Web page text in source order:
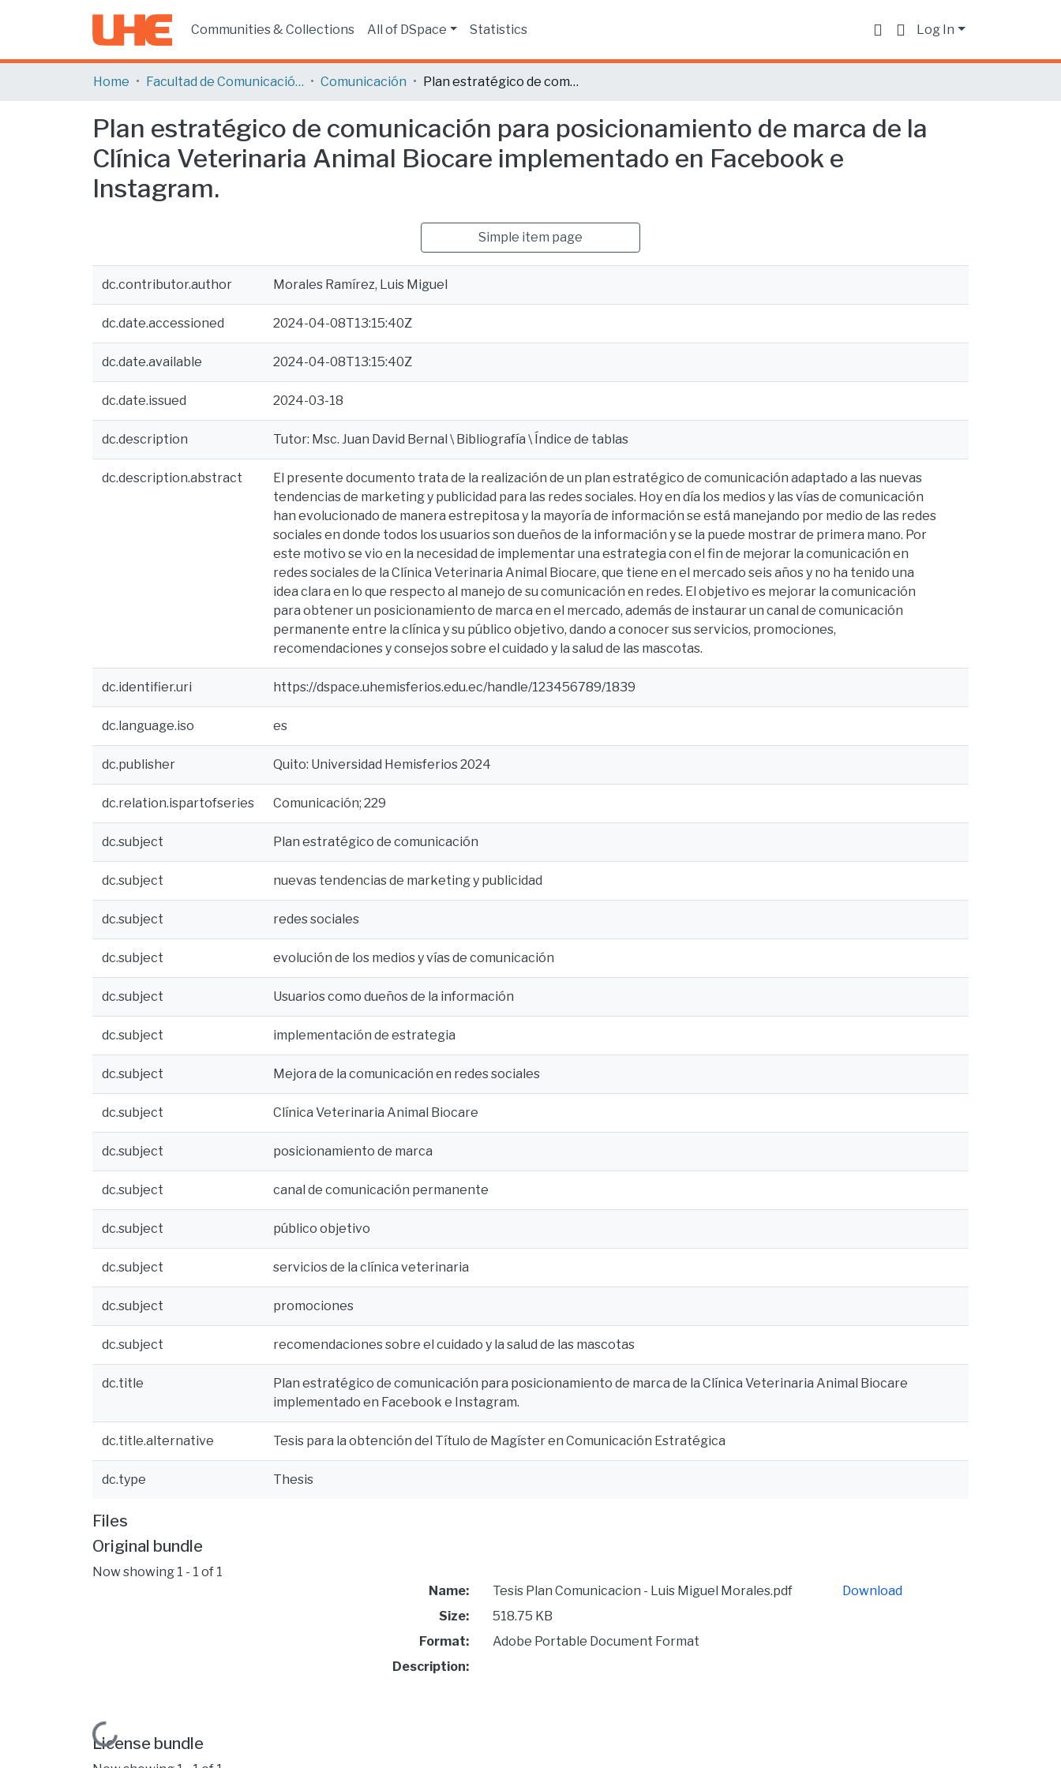
Communities & Collections All of DSpace Statistics Log In
Home Facultad de Comunicación y Tecnologías de la Información Comunicación Plan estratégico de comunicación para posicionamiento de marca de la Clínica Veterinaria Animal Biocare implementado en Facebook e Instagram.
Plan estratégico de comunicación para posicionamiento de marca de la
Clínica Veterinaria Animal Biocare implementado en Facebook e
Instagram.
Simple item page
dc.contributor.author Morales Ramírez, Luis Miguel
dc.date.accessioned 2024-04-08T13:15:40Z
dc.date.available 2024-04-08T13:15:40Z
dc.date.issued 2024-03-18
dc.description Tutor: Msc. Juan David Bernal \ Bibliografía \ Índice de tablas
dc.description.abstract
El presente documento trata de la realización de un plan estratégico de comunicación adaptado a las nuevas
tendencias de marketing y publicidad para las redes sociales. Hoy en día los medios y las vías de comunicación
han evolucionado de manera estrepitosa y la mayoría de información se está manejando por medio de las redes
sociales en donde todos los usuarios son dueños de la información y se la puede mostrar de primera mano. Por
este motivo se vio en la necesidad de implementar una estrategia con el fin de mejorar la comunicación en
redes sociales de la Clínica Veterinaria Animal Biocare, que tiene en el mercado seis años y no ha tenido una
idea clara en lo que respecto al manejo de su comunicación en redes. El objetivo es mejorar la comunicación
para obtener un posicionamiento de marca en el mercado, además de instaurar un canal de comunicación
permanente entre la clínica y su público objetivo, dando a conocer sus servicios, promociones,
recomendaciones y consejos sobre el cuidado y la salud de las mascotas.
dc.identifier.uri https://dspace.uhemisferios.edu.ec/handle/123456789/1839
dc.language.iso es
dc.publisher Quito: Universidad Hemisferios 2024
dc.relation.ispartofseries Comunicación; 229
dc.subject Plan estratégico de comunicación
dc.subject nuevas tendencias de marketing y publicidad
dc.subject redes sociales
dc.subject evolución de los medios y vías de comunicación
dc.subject Usuarios como dueños de la información
dc.subject implementación de estrategia
dc.subject Mejora de la comunicación en redes sociales
dc.subject Clínica Veterinaria Animal Biocare
dc.subject posicionamiento de marca
dc.subject canal de comunicación permanente
dc.subject público objetivo
dc.subject servicios de la clínica veterinaria
dc.subject promociones
dc.subject recomendaciones sobre el cuidado y la salud de las mascotas
dc.title
Plan estratégico de comunicación para posicionamiento de marca de la Clínica Veterinaria Animal Biocare
implementado en Facebook e Instagram.
dc.title.alternative Tesis para la obtención del Título de Magíster en Comunicación Estratégica
dc.type Thesis
Files
Original bundle
Now showing 1 - 1 of 1
Loading...
Name:
Tesis Plan Comunicacion - Luis Miguel Morales.pdf
Size:
518.75 KB
Format:
Adobe Portable Document Format
Description:
Download
License bundle